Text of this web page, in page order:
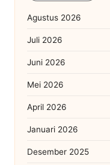
Agustus 2026
Juli 2026
Juni 2026
Mei 2026
April 2026
Januari 2026
Desember 2025